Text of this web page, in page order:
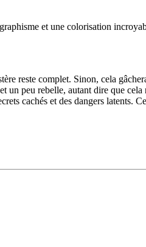
et une colorisation
reste complet. Sinon, cela
peu rebelle, autant dire que cela
cachés et des dangers latents.